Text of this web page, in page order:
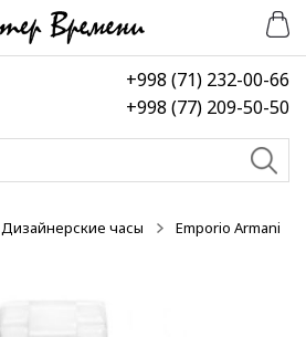
+998 (71) 232-00-66
+998 (77) 209-50-50
Дизайнерские часы
Emporio Armani